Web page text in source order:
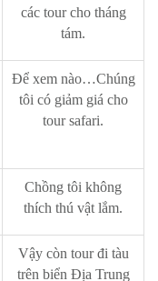
các tour cho tháng
tám.
Để xem nào…Chúng
tôi có giảm giá cho
tour safari.
Chồng tôi không
thích thú vật lắm.
Vậy còn tour đi tàu
trên biển Địa Trung